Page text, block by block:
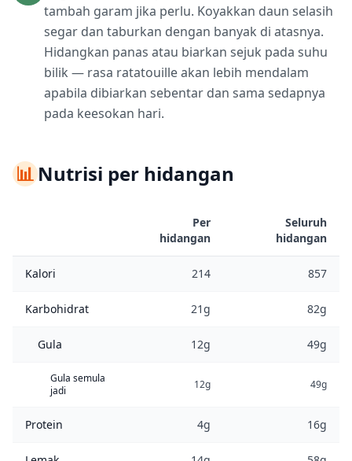
tambah garam jika perlu. Koyakkan daun selasih
segar dan taburkan dengan banyak di atasnya.
Hidangkan panas atau biarkan sejuk pada suhu
bilik — rasa ratatouille akan lebih mendalam
apabila dibiarkan sebentar dan sama sedapnya
pada keesokan hari.
📊Nutrisi per hidangan
Per
hidangan
Seluruh
hidangan
Kalori 214 857
Karbohidrat 21g 82g
Gula 12g 49g
Gula semula
jadi
12g 49g
Protein 4g 16g